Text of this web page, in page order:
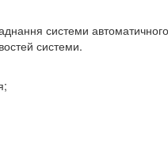
системи
системи.